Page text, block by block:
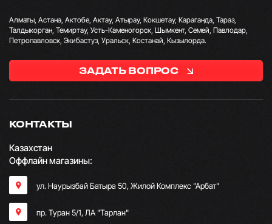
КОНТАКТЫ
Казахстан
Оффлайн магазины:
ул. Наурызбай Батыра 50, Жилой Комплекс "Арбат"
пр. Туран 5/1, ЛА "Тарлан"
Алматы, Астана, Актобе, Актау, Атырау, Кокшетау, Караганда, Тараз,
Талдыкорган, Темиртау, Усть-Каменогорск, Шымкент, Семей, Павлодар,
Петропавловск, Экибастуз, Уральск, Костанай, Кызылорда.
ЗАДАТЬ ВОПРОС